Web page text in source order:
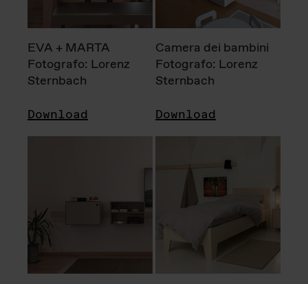
EVA + MARTA
Fotografo: Lorenz
Sternbach
Download
Camera dei bambini
Fotografo: Lorenz
Sternbach
Download